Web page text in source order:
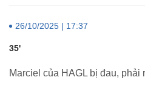
26/10/2025 | 17:37
35'
Marciel của HAGL bị đau, phải